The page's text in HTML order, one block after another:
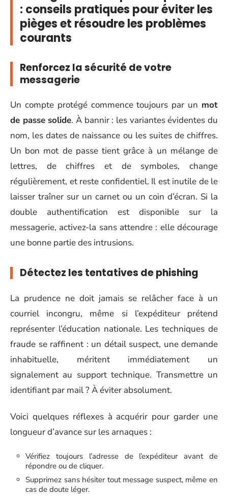
: conseils pratiques pour éviter les
pièges et résoudre les problèmes
courants
Renforcez la sécurité de votre
messagerie
Un compte protégé commence toujours par un mot
de passe solide. À bannir : les variantes évidentes du
nom, les dates de naissance ou les suites de chiffres.
Un bon mot de passe tient grâce à un mélange de
lettres, de chiffres et de symboles, change
régulièrement, et reste confidentiel. Il est inutile de le
laisser traîner sur un carnet ou un coin d’écran. Si la
double authentification est disponible sur la
messagerie, activez-la sans attendre : elle décourage
une bonne partie des intrusions.
Détectez les tentatives de phishing
La prudence ne doit jamais se relâcher face à un
courriel incongru, même si l’expéditeur prétend
représenter l’éducation nationale. Les techniques de
fraude se raffinent : un détail suspect, une demande
inhabituelle, méritent immédiatement un
signalement au support technique. Transmettre un
identifiant par mail ? À éviter absolument.
Voici quelques réflexes à acquérir pour garder une
longueur d’avance sur les arnaques :
Vérifiez toujours l’adresse de l’expéditeur avant de
répondre ou de cliquer.
Supprimez sans hésiter tout message suspect, même en
cas de doute léger.